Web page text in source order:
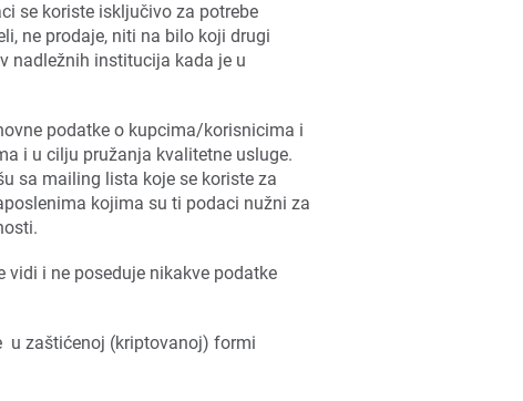
se koriste isključivo za potrebe
ne prodaje, niti na bilo koji drugi
nadležnih institucija kada je u
podatke o kupcima/korisnicima i
i u cilju pružanja kvalitetne usluge.
sa mailing lista koje se koriste za
kojima su ti podaci nužni za
vidi i ne poseduje nikakve podatke
u zaštićenoj (kriptovanoj) formi